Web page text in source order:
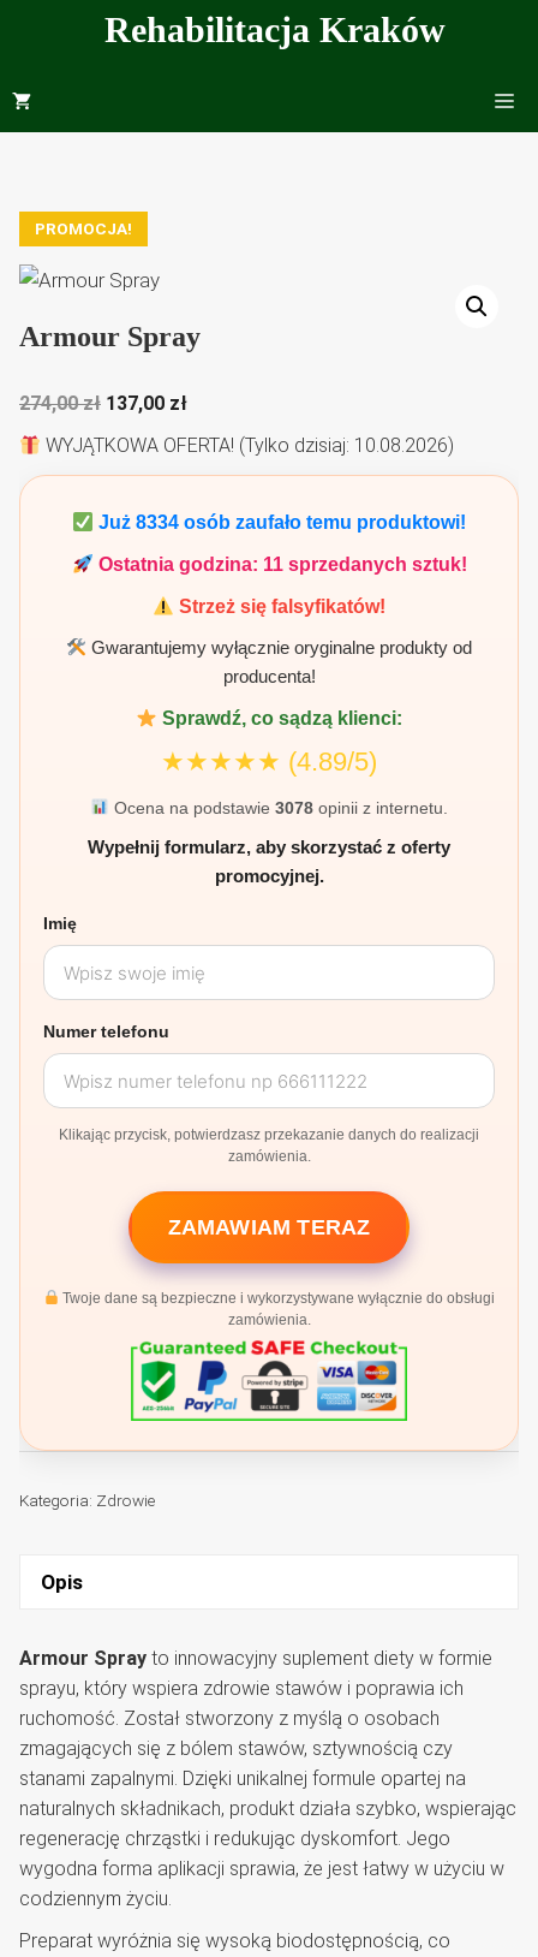
Rehabilitacja Kraków
PROMOCJA!
Armour Spray
274,00zł Pierwotna
cena
137,00 złAktualna
cena
wynosi:
WYJĄTKOWA OFERTA! (Tylko dzisiaj: 10.08.2026)
Już8334 osób zaufało temu produktowi!
Ostatnia godzina: 11sprzedanych sztuk!
Strzeż się falsyfikatów!
Gwarantujemy wyłącznie oryginalne produkty od
producenta!
Sprawdź, co sądzą klienci:
★★★★★ (4.89/5)
Ocena na podstawie 3078opinii z internetu.
Wypełnij formularz, aby skorzystać z oferty
promocyjnej.
Imię
Numer telefonu
Klikając przycisk, potwierdzasz przekazanie danych do realizacji
zamówienia.
ZAMAWIAM TERAZ
Twoje dane są bezpieczne i wykorzystywane wyłącznie do obsługi
zamówienia.
Kategoria: Zdrowie
Opis
Armour Spray to innowacyjny suplement diety w formie
sprayu, który wspiera zdrowie stawów i poprawia ich
ruchomość. Został stworzony z myślą o osobach
zmagających się z bólem stawów, sztywnością czy
stanami zapalnymi. Dzięki unikalnej formule opartej na
naturalnych składnikach, produkt działa szybko, wspierając
regenerację chrząstki i redukując dyskomfort. Jego
wygodna forma aplikacji sprawia, że jest łatwy w użyciu w
codziennym życiu.
Preparat wyróżnia się wysoką biodostępnością, co